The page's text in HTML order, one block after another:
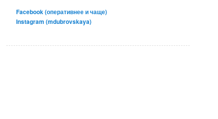
Facebook (оперативнее и чаще)
Instagram (mdubrovskaya)